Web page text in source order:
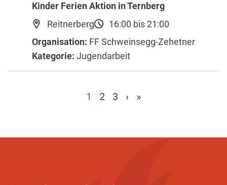
Kinder Ferien Aktion in Ternberg
Reitnerberg
16:00 bis 21:00
Organisation: FF Schweinsegg-Zehetner
Kategorie: Jugendarbeit
1 2 3 › »